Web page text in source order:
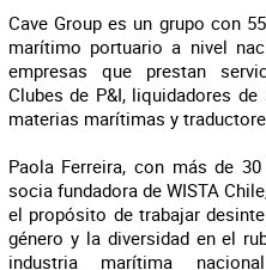
Cave Group es un grupo con
marítimo portuario a nivel
empresas que prestan
Clubes de P&I, liquidadores
materias marítimas y
Paola Ferreira, con más de
socia fundadora de WISTA
el propósito de trabajar
género y la diversidad en el
industria marítima